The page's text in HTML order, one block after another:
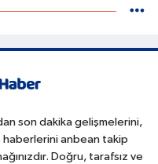
son dakika gelişmelerini,
haberlerini anbean takip
Doğru, tarafsız ve